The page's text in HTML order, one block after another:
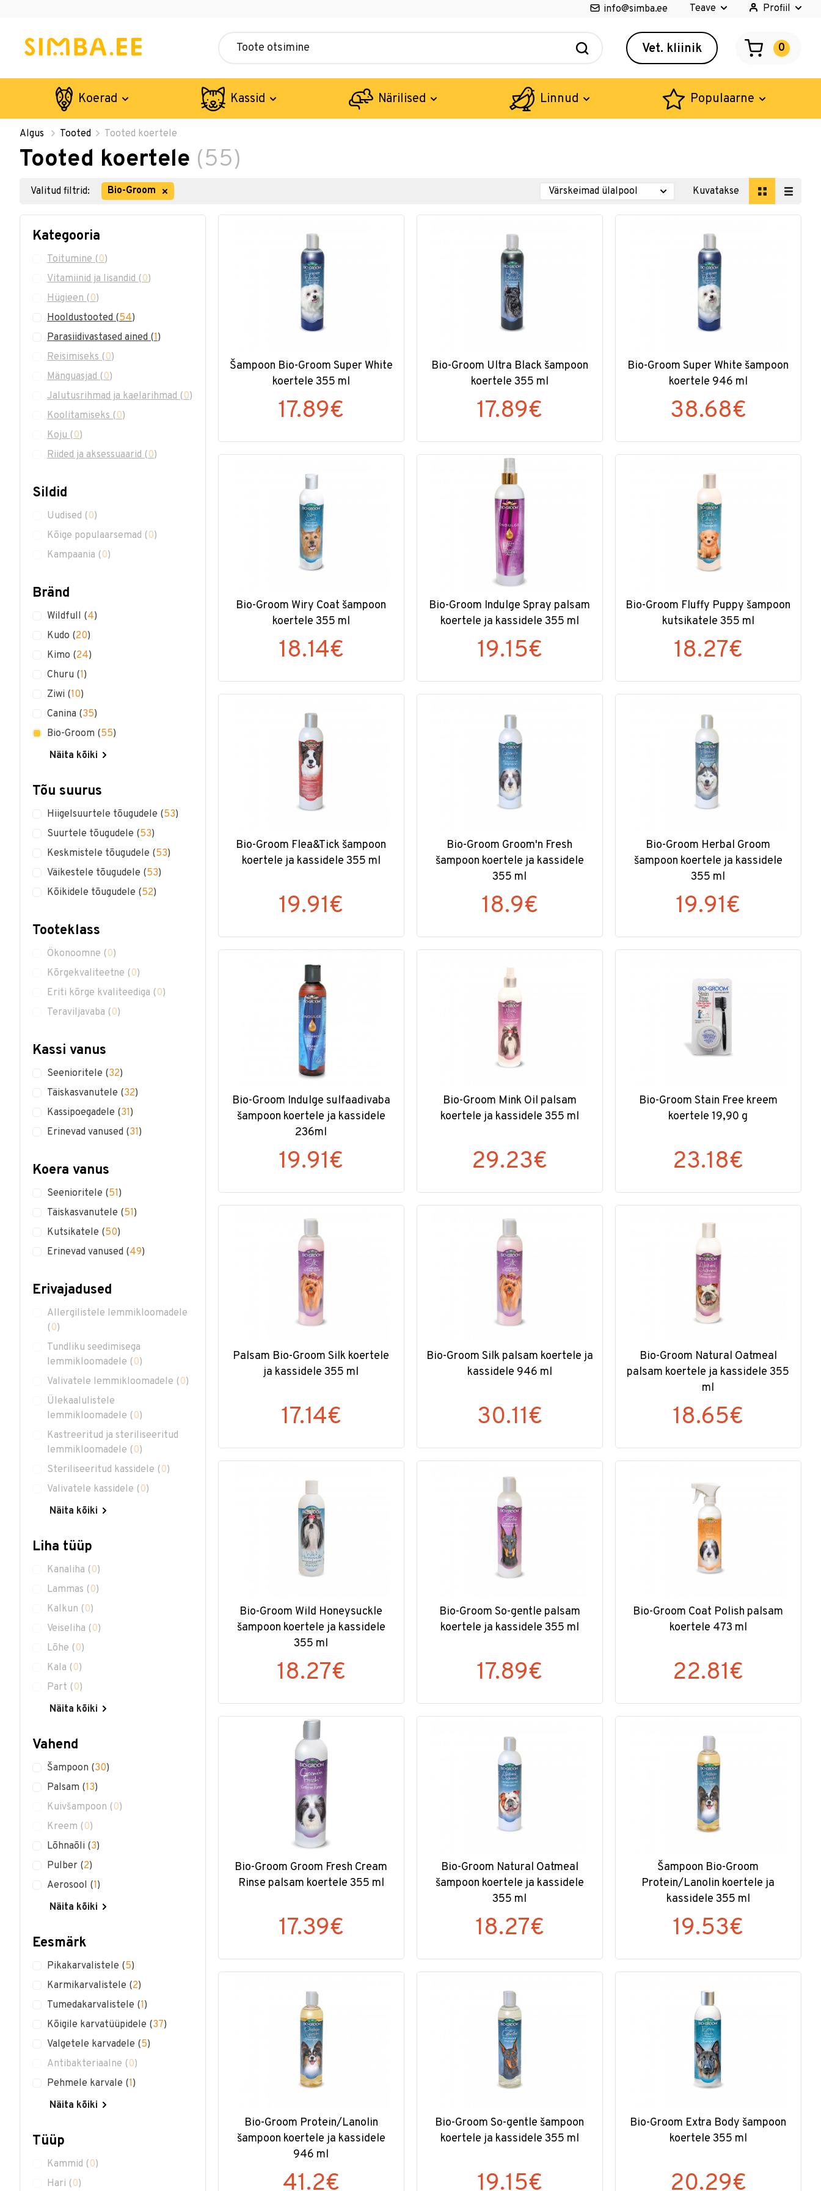
info@simba.ee Teave Profiil
Vet. kliinik 0
Koerad Kassid Närilised Linnud Populaarne
Algus Tooted Tooted koertele
Tooted koertele (55)
Valitud filtrid: Bio-Groom Kuvatakse
Kategooria
Toitumine(0)
Vitamiinid ja lisandid(0)
Hügieen(0)
Hooldustooted(54)
Parasiidivastased ained(1)
Reisimiseks(0)
Mänguasjad(0)
Jalutusrihmad ja kaelarihmad(0)
Koolitamiseks(0)
Koju(0)
Riided ja aksessuaarid(0)
Sildid
Uudised (0)
Kõige populaarsemad (0)
Kampaania (0)
Bränd
Wildfull (4)
Kudo (20)
Kimo (24)
Churu (1)
Ziwi (10)
Canina (35)
Bio-Groom (55)
Näita kõiki
Tõu suurus
Hiigelsuurtele tõugudele (53)
Suurtele tõugudele (53)
Keskmistele tõugudele (53)
Väikestele tõugudele (53)
Kõikidele tõugudele (52)
Tooteklass
Ökonoomne (0)
Kõrgekvaliteetne (0)
Eriti kõrge kvaliteediga (0)
Teraviljavaba (0)
Kassi vanus
Seenioritele (32)
Täiskasvanutele (32)
Kassipoegadele (31)
Erinevad vanused (31)
Koera vanus
Seenioritele (51)
Täiskasvanutele (51)
Kutsikatele (50)
Erinevad vanused (49)
Erivajadused
Allergilistele lemmikloomadele
(0)
Tundliku seedimisega
lemmikloomadele (0)
Valivatele lemmikloomadele (0)
Ülekaalulistele
lemmikloomadele (0)
Kastreeritud ja steriliseeritud
lemmikloomadele (0)
Steriliseeritud kassidele (0)
Valivatele kassidele (0)
Näita kõiki
Liha tüüp
Kanaliha (0)
Lammas (0)
Kalkun (0)
Veiseliha (0)
Lõhe (0)
Kala (0)
Part (0)
Näita kõiki
Vahend
Šampoon (30)
Palsam (13)
Kuivšampoon (0)
Kreem (0)
Lõhnaõli (3)
Pulber (2)
Aerosool (1)
Näita kõiki
Eesmärk
Pikakarvalistele (5)
Karmikarvalistele (2)
Tumedakarvalistele (1)
Kõigile karvatüüpidele (37)
Valgetele karvadele (5)
Antibakteriaalne (0)
Pehmele karvale (1)
Näita kõiki
Tüüp
Kammid (0)
Hari (0)
Šampoon Bio-Groom Super White
koertele 355 ml
17.89€
Bio-Groom Ultra Black šampoon
koertele 355 ml
17.89€
Bio-Groom Super White šampoon
koertele 946 ml
38.68€
Bio-Groom Wiry Coat šampoon
koertele 355 ml
18.14€
Bio-Groom Indulge Spray palsam
koertele ja kassidele 355 ml
19.15€
Bio-Groom Fluffy Puppy šampoon
kutsikatele 355 ml
18.27€
Bio-Groom Flea&Tick šampoon
koertele ja kassidele 355 ml
19.91€
Bio-Groom Groom'n Fresh
šampoon koertele ja kassidele
355 ml
18.9€
Bio-Groom Herbal Groom
šampoon koertele ja kassidele
355 ml
19.91€
Bio-Groom Indulge sulfaadivaba
šampoon koertele ja kassidele
236ml
19.91€
Bio-Groom Mink Oil palsam
koertele ja kassidele 355 ml
29.23€
Bio-Groom Stain Free kreem
koertele 19,90 g
23.18€
Palsam Bio-Groom Silk koertele
ja kassidele 355 ml
17.14€
Bio-Groom Silk palsam koertele ja
kassidele 946 ml
30.11€
Bio-Groom Natural Oatmeal
palsam koertele ja kassidele 355
ml
18.65€
Bio-Groom Wild Honeysuckle
šampoon koertele ja kassidele
355 ml
18.27€
Bio-Groom So-gentle palsam
koertele ja kassidele 355 ml
17.89€
Bio-Groom Coat Polish palsam
koertele 473 ml
22.81€
Bio-Groom Groom Fresh Cream
Rinse palsam koertele 355 ml
17.39€
Bio-Groom Natural Oatmeal
šampoon koertele ja kassidele
355 ml
18.27€
Šampoon Bio-Groom
Protein/Lanolin koertele ja
kassidele 355 ml
19.53€
Bio-Groom Protein/Lanolin
šampoon koertele ja kassidele
946 ml
41.2€
Bio-Groom So-gentle šampoon
koertele ja kassidele 355 ml
19.15€
Bio-Groom Extra Body šampoon
koertele 355 ml
20.29€